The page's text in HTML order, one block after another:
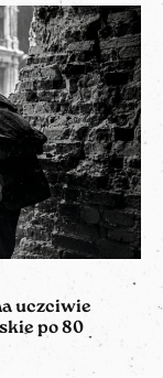
uczciwie
po 80